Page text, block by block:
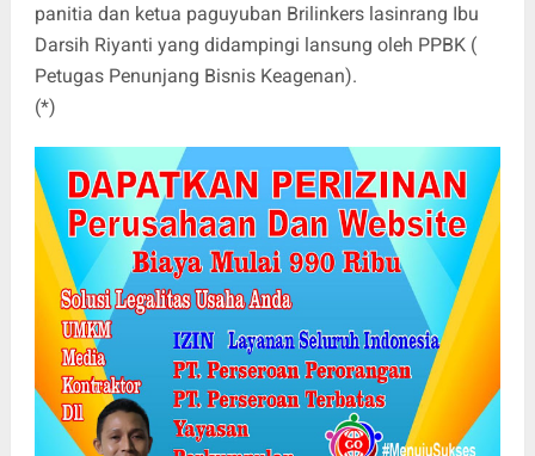
panitia dan ketua paguyuban Brilinkers lasinrang Ibu
Darsih Riyanti yang didampingi lansung oleh PPBK (
Petugas Penunjang Bisnis Keagenan).
(*)